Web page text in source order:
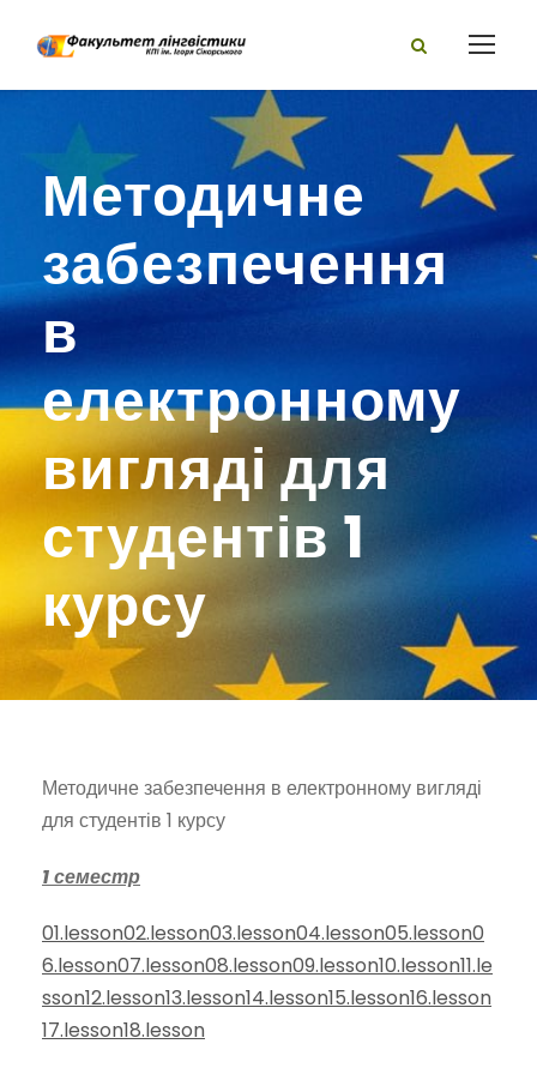
Методичне
забезпечення
в
електронному
вигляді для
студентів 1
курсу
Методичне забезпечення в електронному вигляді
для студентів 1 курсу
1 семестр
01.lesson02.lesson03.lesson04.lesson05.lesson0
6.lesson07.lesson08.lesson09.lesson10.lesson11.le
sson12.lesson13.lesson14.lesson15.lesson16.lesson
17.lesson18.lesson